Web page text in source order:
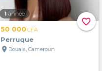
favorite_border
1 année
50 000CFA
Perruque
location_on Douala, Cameroun